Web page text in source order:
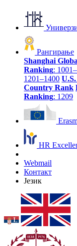
Рангирање
Shanghai
Ranking:
1201–1400
Country Rank
Ranking: 1209
HR
Webmail
Контакт
Језик